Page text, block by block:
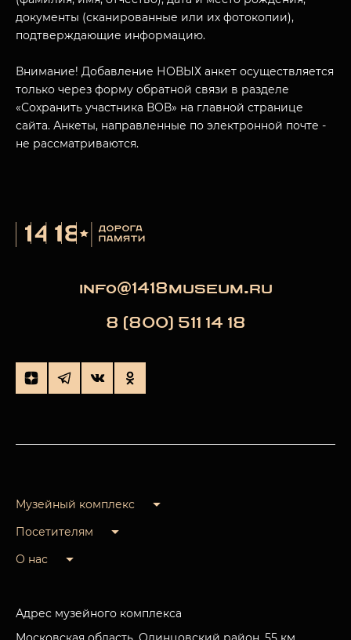
документы (сканированные или их фотокопии),
подтверждающие информацию.
Внимание! Добавление НОВЫХ анкет осуществляется
только через форму обратной связи в разделе
«Сохранить участника ВОВ» на главной странице
сайта. Анкеты, направленные по электронной почте -
не рассматриваются.
info@1418museum.ru
8 (800) 511 14 18
Музейный комплекс
Посетителям
О нас
Адрес музейного комплекса